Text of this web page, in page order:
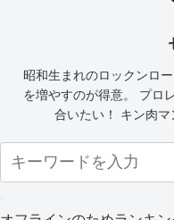
昭和生まれのロックンロ
を増やすのが得意。 プロ
合いたい！ キン肉マ